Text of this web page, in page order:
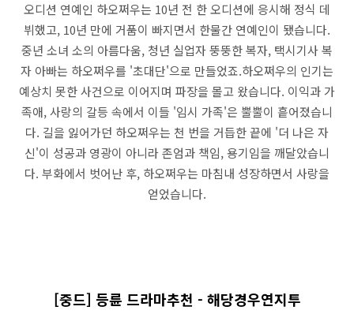
오디션 연예인 하오쩌우는 10년 전 한 오디션에 응시해 정식 데
뷔했고, 10년 만에 거품이 빠지면서 한물간 연예인이 됐습니다.
중년 소녀 소의 아름다움, 청년 실업자 뚱뚱한 복자, 택시기사 복
자 아빠는 하오쩌우를 '초대단'으로 만들었죠.하오쩌우의 인기는
예상치 못한 사건으로 이어지며 파장을 몰고 왔습니다. 이익과 가
족애, 사랑의 갈등 속에서 이들 '임시 가족'은 뿔뿔이 흩어졌습니
다. 길을 잃어가던 하오쩌우는 천 번을 거듭한 끝에 '더 나은 자
신'이 성공과 영광이 아니라 존엄과 책임, 용기임을 깨달았습니
다. 부화에서 벗어난 후, 하오쩌우는 마침내 성장하면서 사랑을
얻었습니다.
[중드] 등륜 드라마추천 - 해당경우연지투